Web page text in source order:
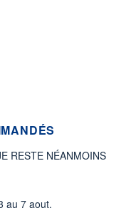
RESTE NÉANMOINS
au 7 aout.